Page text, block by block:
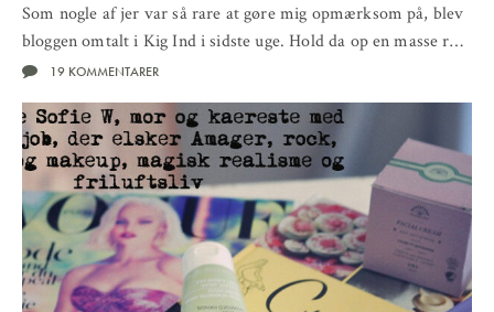
Som nogle af jer var så rare at gøre mig opmærksom på, blev
bloggen omtalt i Kig Ind i sidste uge. Hold da op en masse r…
19 KOMMENTARER